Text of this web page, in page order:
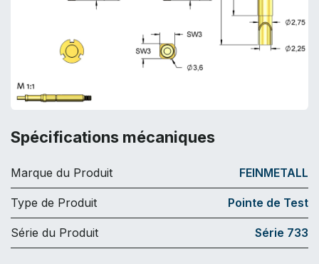
Spécifications mécaniques
Marque du Produit FEINMETALL
Type de Produit Pointe de Test
Série du Produit Série 733